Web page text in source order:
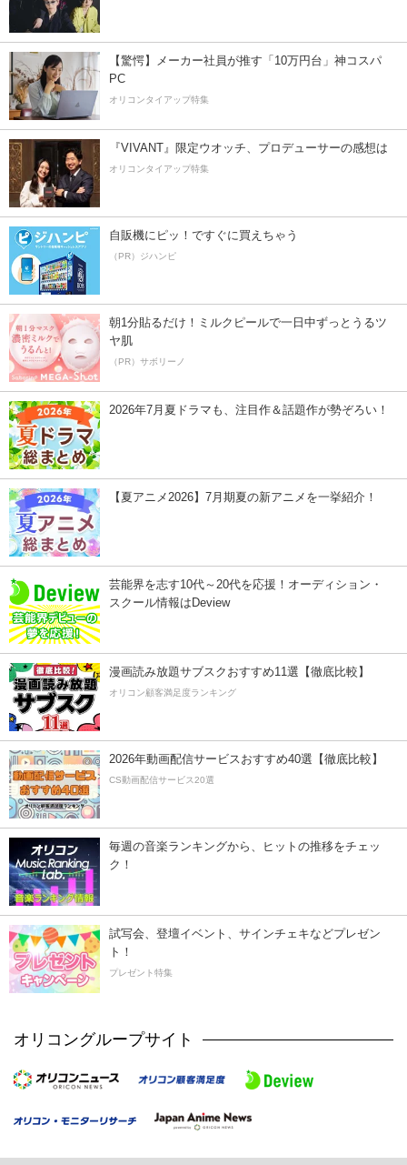
【驚愕】メーカー社員が推す「10万円台」神コスパ
PC
オリコンタイアップ特集
『VIVANT』限定ウオッチ、プロデューサーの感想は
オリコンタイアップ特集
自販機にピッ！ですぐに買えちゃう
（PR）ジハンピ
朝1分貼るだけ！ミルクピールで一日中ずっとうるツ
ヤ肌
（PR）サボリーノ
2026年7月夏ドラマも、注目作＆話題作が勢ぞろい！
【夏アニメ2026】7月期夏の新アニメを一挙紹介！
芸能界を志す10代～20代を応援！オーディション・
スクール情報はDeview
漫画読み放題サブスクおすすめ11選【徹底比較】
オリコン顧客満足度ランキング
2026年動画配信サービスおすすめ40選【徹底比較】
CS動画配信サービス20選
毎週の音楽ランキングから、ヒットの推移をチェッ
ク！
試写会、登壇イベント、サインチェキなどプレゼン
ト！
プレゼント特集
オリコングループサイト